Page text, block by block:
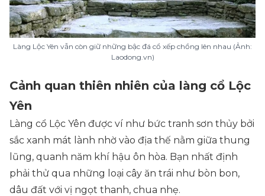
Làng Lộc Yên vẫn còn giữ những bậc đá cổ xếp chồng lên nhau (Ảnh:
Laodong.vn)
Cảnh quan thiên nhiên của làng cổ Lộc
Yên
Làng cổ Lộc Yên được ví như bức tranh sơn thủy bởi
sắc xanh mát lành nhờ vào địa thế nằm giữa thung
lũng, quanh năm khí hậu ôn hòa. Bạn nhất định
phải thử qua những loại cây ăn trái như bòn bon,
dâu đất với vị ngọt thanh, chua nhẹ.